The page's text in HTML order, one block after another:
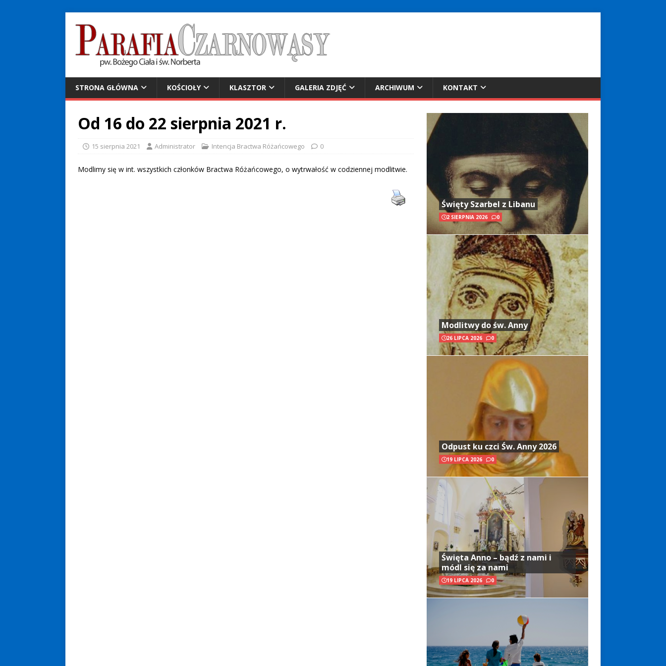
STRONA GŁÓWNA KOŚCIOŁY KLASZTOR GALERIA ZDJĘĆ ARCHIWUM KONTAKT
Od 16 do 22 sierpnia 2021 r.
15 sierpnia 2021 Administrator Intencja Bractwa Różańcowego 0
Modlimy się w int. wszystkich członków Bractwa Różańcowego, o wytrwałość w codziennej modlitwie.
Święty Szarbel z Libanu
2 SIERPNIA 2026 0
Modlitwy do św. Anny
26 LIPCA 2026 0
Odpust ku czci Św. Anny 2026
19 LIPCA 2026 0
Święta Anno – bądź z nami i
módl się za nami
19 LIPCA 2026 0